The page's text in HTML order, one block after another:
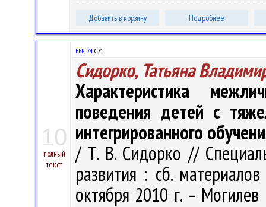
Добавить в корзину Подробнее
10
полный
текст
ББК 74.С71
Сидорко, Татьяна
Характеристика
поведения детей с
интегрированного
/ Т. В. Сидорко //
развития : сб.
октября 2010 г. –